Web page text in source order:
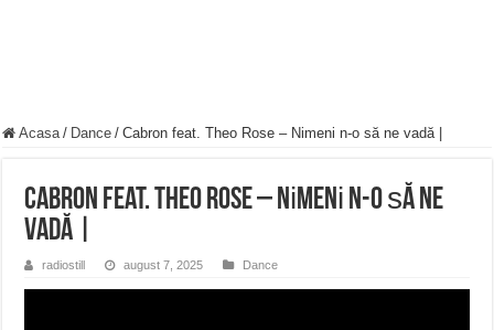
Acasa / Dance / Cabron feat. Theo Rose‬ – Nіmеnі n-о ѕă nе vаdă |
Cabron feat. Theo Rose‬ – Nіmеnі n-о ѕă nе
vаdă |
radiostill august 7, 2025 Dance